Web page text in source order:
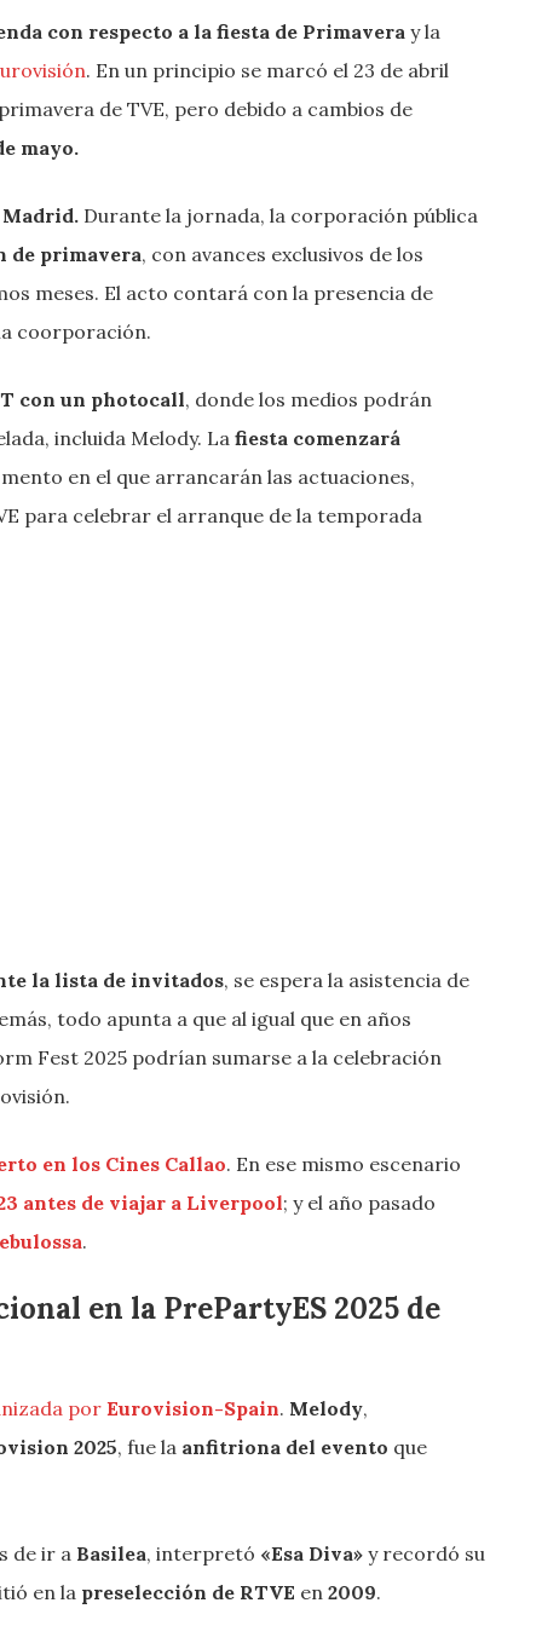
con respecto a la fiesta de Primaveray la
. En un principio se marcó el 23 de abril
de TVE, pero debido a cambios de
mayo.
Madrid. Durante la jornada, la corporación pública
de primavera, con avances exclusivos de los
meses. El acto contará con la presencia de
coorporación.
con un photocall, donde los medios podrán
incluida Melody. La fiesta comenzará
en el que arrancarán las actuaciones,
para celebrar el arranque de la temporada
la lista de invitados, se espera la asistencia de
todo apunta a que al igual que en años
Fest 2025 podrían sumarse a la celebración
en los Cines Callao. En ese mismo escenario
antes de viajar a Liverpool; y el año pasado
.
en la PrePartyES 2025 de
por Eurovision-Spain. Melody,
2025, fue la anfitriona del evento que
de ir a Basilea, interpretó «Esa Diva» y recordó su
en la preselección de RTVE en 2009.